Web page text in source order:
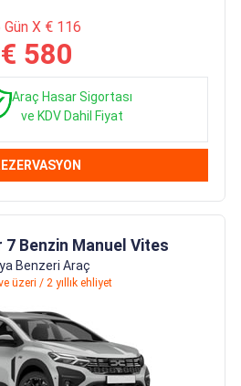
Gün X € 116
€ 580
Araç Hasar Sigortası
ve KDV Dahil Fiyat
7 Benzin Manuel Vites
Benzeri Araç
üzeri / 2 yıllık ehliyet